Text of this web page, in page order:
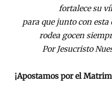
fortalece su
para que junto con esta
rodea gocen
Por Jesucristo
¡Apostamos por el